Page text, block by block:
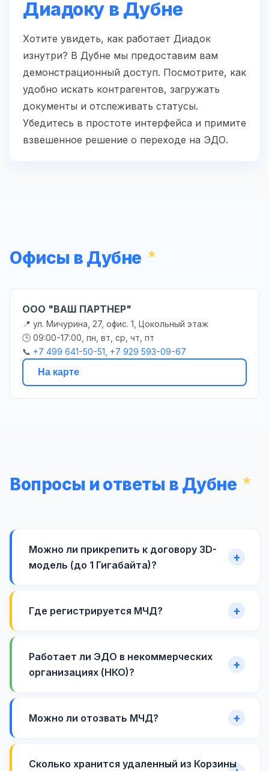
Диадоку в Дубне
Хотите увидеть, как работает Диадок
изнутри? В Дубне мы предоставим вам
демонстрационный доступ. Посмотрите, как
удобно искать контрагентов, загружать
документы и отслеживать статусы.
Убедитесь в простоте интерфейса и примите
взвешенное решение о переходе на ЭДО.
Офисы в Дубне
ООО "ВАШ ПАРТНЕР"
📍 ул. Мичурина, 27, офис. 1, Цокольный этаж
🕒 09:00-17:00, пн, вт, ср, чт, пт
📞 +7 499 641-50-51, +7 929 593-09-67
На карте
Вопросы и ответы в Дубне
Можно ли прикрепить к договору 3D-
модель (до 1 Гигабайта)?
Где регистрируется МЧД?
Работает ли ЭДО в некоммерческих
организациях (НКО)?
Можно ли отозвать МЧД?
Сколько хранится удаленный из Корзины